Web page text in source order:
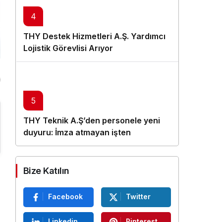
4
THY Destek Hizmetleri A.Ş. Yardımcı
Lojistik Görevlisi Arıyor
5
THY Teknik A.Ş’den personele yeni
duyuru: İmza atmayan işten
çıkarılacak
Bize Katılın
Facebook Twitter